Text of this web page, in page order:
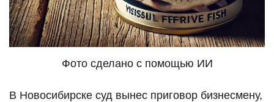
Фото сделано с помощью ИИ
В Новосибирске суд вынес приговор бизнесмену,